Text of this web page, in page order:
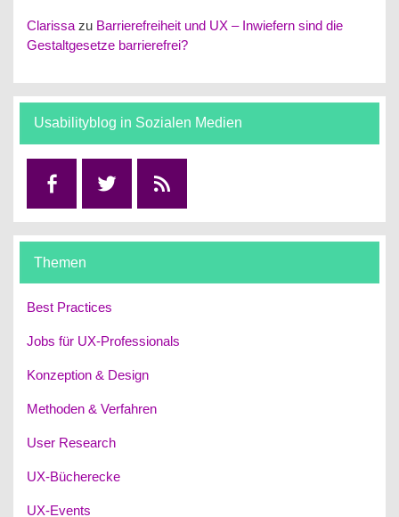
Clarissa zu Barrierefreiheit und UX – Inwiefern sind die
Gestaltgesetze barrierefrei?
Usabilityblog in Sozialen Medien
Themen
Best Practices
Jobs für UX-Professionals
Konzeption & Design
Methoden & Verfahren
User Research
UX-Bücherecke
UX-Events